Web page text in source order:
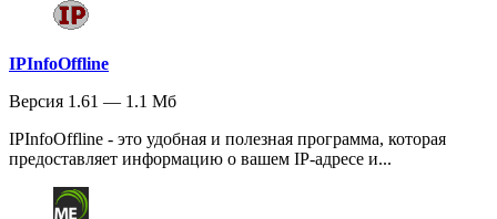
IPInfoOffline
Версия 1.61 — 1.1 Мб
IPInfoOffline - это удобная и полезная программа, которая
предоставляет информацию о вашем IP-адресе и...